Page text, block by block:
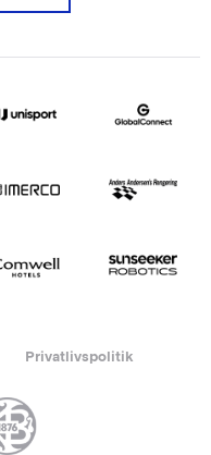
Privatlivspolitik